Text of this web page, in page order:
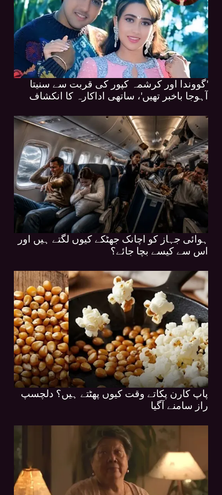
'گووندا اور کرشمہ کپور کی قربت سے سنیتا
آہوجا باخبر تھیں'، ساتھی اداکارہ کا انکشاف
ہوائی جہاز کو اچانک جھٹکے کیوں لگتے ہیں اور
اس سے کیسے بچا جائے؟
پاپ کارن پکاتے وقت کیوں پھٹتے ہیں؟ دلچسپ
راز سامنے آگیا